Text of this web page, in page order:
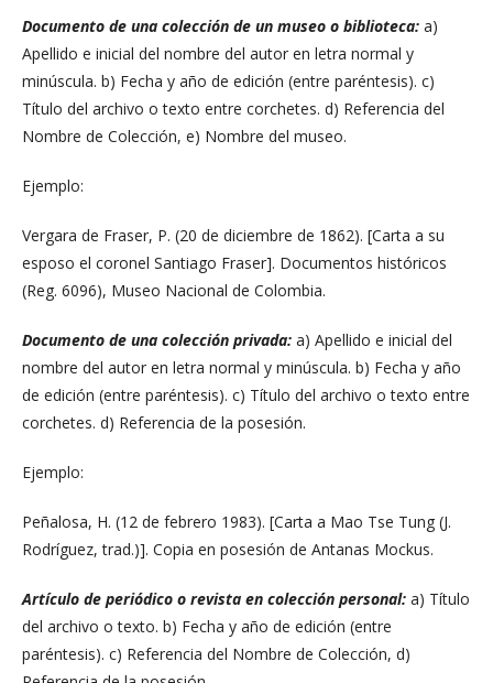
Documento de una colección de un museo o biblioteca: a)
Apellido e inicial del nombre del autor en letra normal y
minúscula. b) Fecha y año de edición (entre paréntesis). c)
Título del archivo o texto entre corchetes. d) Referencia del
Nombre de Colección, e) Nombre del museo.
Ejemplo:
Vergara de Fraser, P. (20 de diciembre de 1862). [Carta a su
esposo el coronel Santiago Fraser]. Documentos históricos
(Reg. 6096), Museo Nacional de Colombia.
Documento de una colección privada: a) Apellido e inicial del
nombre del autor en letra normal y minúscula. b) Fecha y año
de edición (entre paréntesis). c) Título del archivo o texto entre
corchetes. d) Referencia de la posesión.
Ejemplo:
Peñalosa, H. (12 de febrero 1983). [Carta a Mao Tse Tung (J.
Rodríguez, trad.)]. Copia en posesión de Antanas Mockus.
Artículo de periódico o revista en colección personal: a) Título
del archivo o texto. b) Fecha y año de edición (entre
paréntesis). c) Referencia del Nombre de Colección, d)